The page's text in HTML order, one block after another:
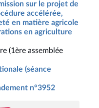
sur le projet de
accélérée,
en matière agricole
en agriculture
(1ère assemblée
(séance
n°3952